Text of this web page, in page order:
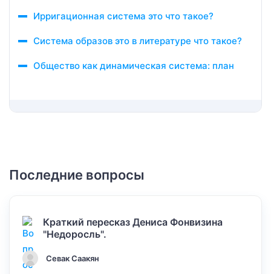
Ирригационная система это что такое?
Система образов это в литературе что такое?
Общество как динамическая система: план
Последние вопросы
Краткий пересказ Дениса Фонвизина
"Недоросль".
Севак Саакян